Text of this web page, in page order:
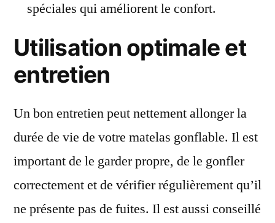
spéciales qui améliorent le confort.
Utilisation optimale et
entretien
Un bon entretien peut nettement allonger la
durée de vie de votre matelas gonflable. Il est
important de le garder propre, de le gonfler
correctement et de vérifier régulièrement qu’il
ne présente pas de fuites. Il est aussi conseillé